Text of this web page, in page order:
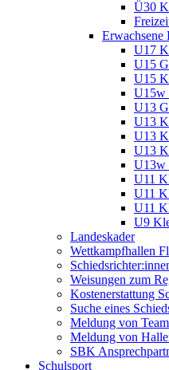
Ü30
Erwachsene
U17
U15
U15
U15w
U13
U13
U13
U13
U13w
U11
U11
U11
U9
Landeskader
Wettkampfhallen
Weisungen zum
Kostenerstattung
Suche eines
Meldung von
Meldung von
SBK
Schulsport